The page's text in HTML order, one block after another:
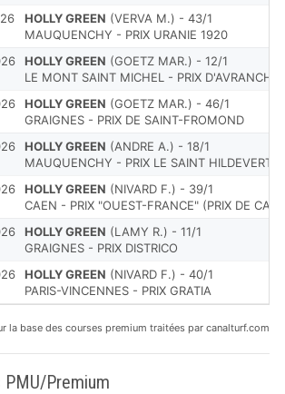
HOLLY GREEN (VERVA M.) - 43/1
MAUQUENCHY - PRIX URANIE 1920
HOLLY GREEN (GOETZ MAR.) - 12/1
LE MONT SAINT MICHEL - PRIX
HOLLY GREEN (GOETZ MAR.) - 46/1
GRAIGNES - PRIX DE SAINT-FROMOND
HOLLY GREEN (ANDRE A.) - 18/1
MAUQUENCHY - PRIX LE SAINT HILDEVERT -
HOLLY GREEN (NIVARD F.) - 39/1
CAEN - PRIX "OUEST-FRANCE" (PRIX DE
HOLLY GREEN (LAMY R.) - 11/1
GRAIGNES - PRIX DISTRICO
HOLLY GREEN (NIVARD F.) - 40/1
PARIS-VINCENNES - PRIX GRATIA
la base des courses premium traitées par canalturf.com
Premium